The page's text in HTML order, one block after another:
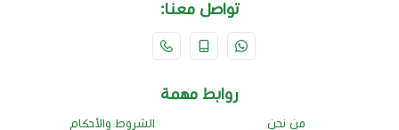
تواصل معنا:
روابط مهمة
من نحن الشروط والأحكام